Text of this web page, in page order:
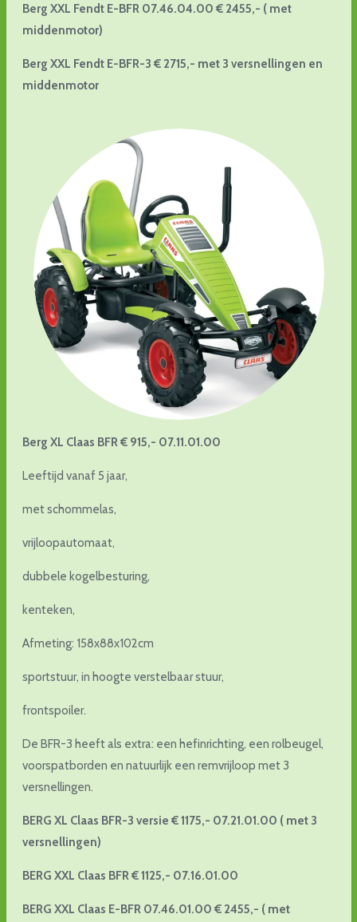
Berg XXL Fendt E-BFR 07.46.04.00 € 2455,- ( met
middenmotor)
Berg XXL Fendt E-BFR-3 € 2715,- met 3 versnellingen en
middenmotor
Berg XL Claas BFR € 915,- 07.11.01.00
Leeftijd vanaf 5 jaar,
met schommelas,
vrijloopautomaat,
dubbele kogelbesturing,
kenteken,
Afmeting: 158x88x102cm
sportstuur, in hoogte verstelbaar stuur,
frontspoiler.
De BFR-3 heeft als extra: een hefinrichting, een rolbeugel,
voorspatborden en natuurlijk een remvrijloop met 3
versnellingen.
BERG XL Claas BFR-3 versie € 1175,- 07.21.01.00 ( met 3
versnellingen)
BERG XXL Claas BFR € 1125,- 07.16.01.00
BERG XXL Claas E-BFR 07.46.01.00 € 2455,- ( met